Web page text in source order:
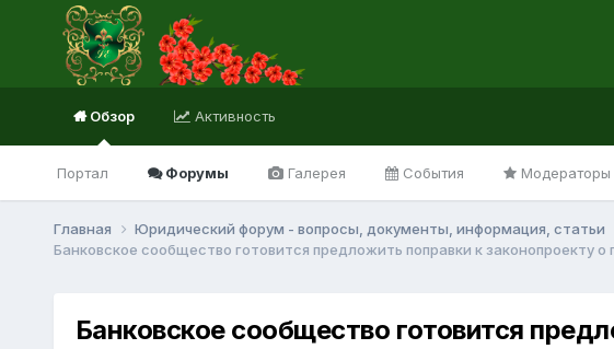
Обзор
Портал Форумы Галерея События Модераторы
Активность
Главная Юридический форум - вопросы, документы, информация, статьи
Банковское сообщество готовится предложить поправки к законопроекту
Банковское сообщество готовится